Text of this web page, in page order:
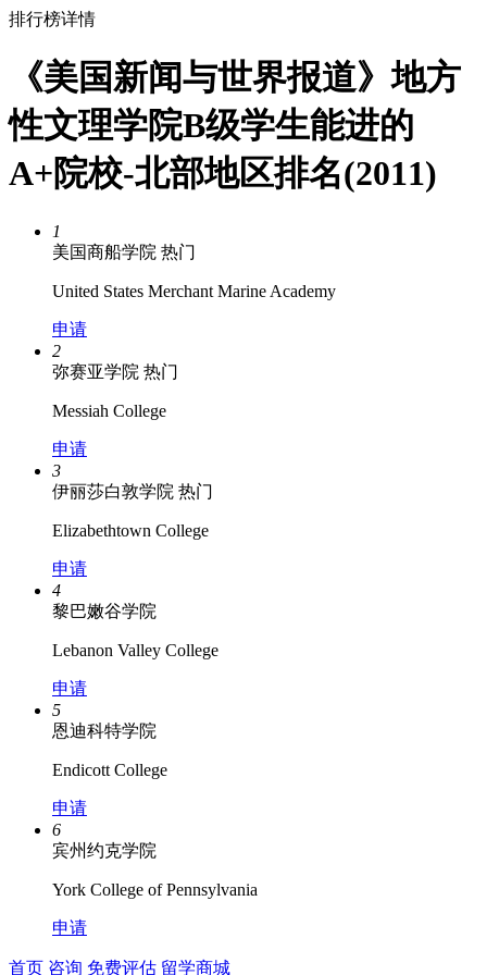
排行榜详情
《美国新闻与世界报道》地方
性文理学院B级学生能进的
A+院校-北部地区排名(2011)
1
美国商船学院 热门
United States Merchant Marine Academy
申请
2
弥赛亚学院 热门
Messiah College
申请
3
伊丽莎白敦学院 热门
Elizabethtown College
申请
4
黎巴嫩谷学院
Lebanon Valley College
申请
5
恩迪科特学院
Endicott College
申请
6
宾州约克学院
York College of Pennsylvania
申请
首页 咨询 免费评估 留学商城